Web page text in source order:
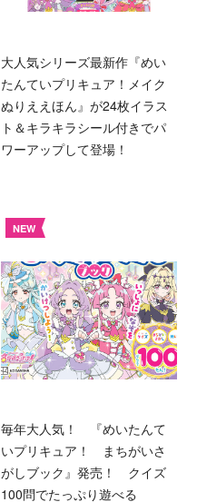
大人気シリーズ最新作『めい
たんていプリキュア！メイク
ぬりええほん』が24枚イラス
ト＆キラキラシール付きでパ
ワーアップして登場！
NEW
毎年大人気！ 『めいたんて
いプリキュア！ まちがいさ
がしブック』発売！ クイズ
100問でたっぷり遊べる